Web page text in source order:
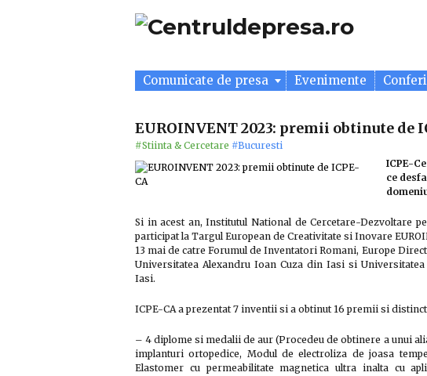
Comunicate de presa Evenimente
EUROINVENT 2023: premii obtinute de
#Stiinta & Cercetare #Bucuresti
ICPE-
ce
Si in acest an, Institutul National de Cercetare-Dezvoltare
participat la Targul European de Creativitate si Inovare
13 mai de catre Forumul de Inventatori Romani, Europe
Universitatea Alexandru Ioan Cuza din Iasi si
Iasi.
ICPE-CA a prezentat 7 inventii si a obtinut 16 premii si
– 4 diplome si medalii de aur (Procedeu de obtinere a unui
implanturi ortopedice, Modul de electroliza de joasa
Elastomer cu permeabilitate magnetica ultra inalta cu